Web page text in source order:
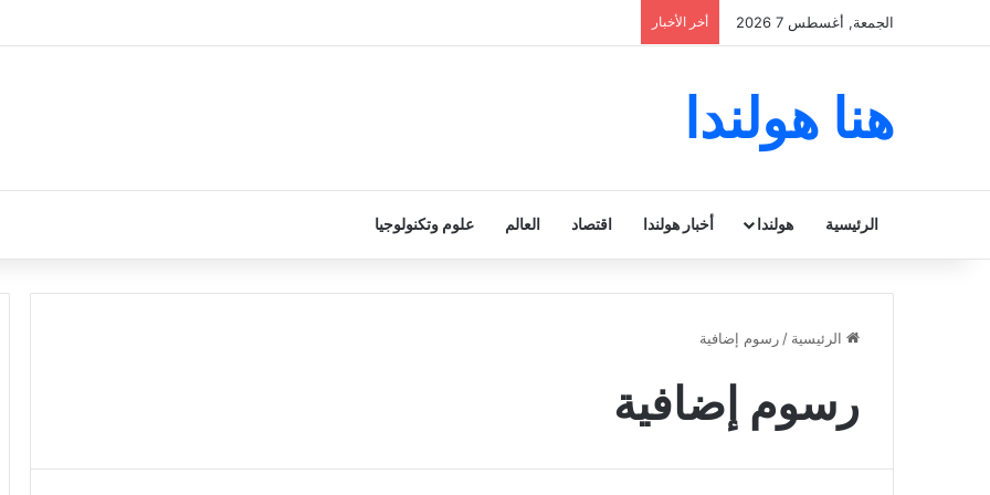
الجمعة, أغسطس 7 2026 أخر الأخبار
هنا هولندا
الرئيسية هولندا أخبار هولندا اقتصاد العالم علوم وتكنولوجيا
الرئيسية / رسوم إضافية
رسوم إضافية